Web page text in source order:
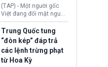
(TAP) - Một người gốc
Việt đang đối mặt nguy
cơ bị trục xuất khỏi Hoa
Kỳ sau khi đã chấp hành
xong bản án liên quan
đến tội ác từ hơn 30
năm trước tại California.
Trung Quốc tung
“đòn kép” đáp trả
các lệnh trừng phạt
từ Hoa Kỳ